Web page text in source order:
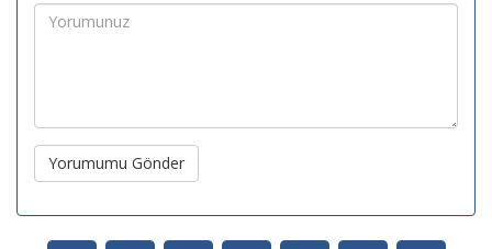
Yorumumu Gönder